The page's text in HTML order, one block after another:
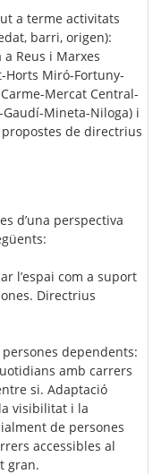
a terme activitats
barri, origen):
Reus i Marxes
Horts Miró-Fortuny-
Mercat Central-
Mineta-Niloga) i
de directrius
d’una perspectiva
l’espai com a suport
Directrius
dependents:
amb carrers
si. Adaptació
visibilitat i la
de persones
accessibles al
gran.